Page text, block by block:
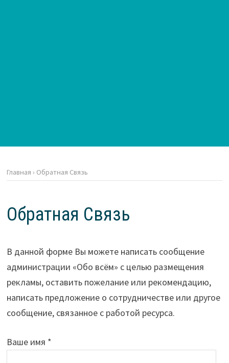
Главная › Обратная Связь
Обратная Связь
В данной форме Вы можете написать сообщение
администрации «Обо всём» с целью размещения
рекламы, оставить пожелание или рекомендацию,
написать предложение о сотрудничестве или другое
сообщение, связанное с работой ресурса.
Ваше имя *